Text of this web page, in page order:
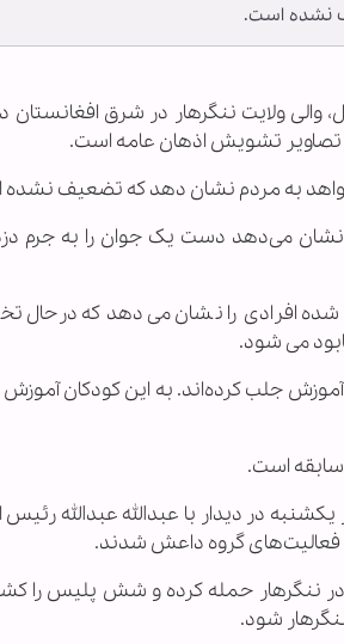
نشده است.
والی ولایت ننگرهار در شرق
تشویش اذهان عامه است.
به مردم نشان دهد که تضعیف
نشان می‌دهد دست یک جوان را به جرم
افرادی را نشان می‌دهد که
می شود.
آموزش جلب کرده‌اند. به این کودکان
است.
یکشنبه در دیدار با عبدالله عبدالله
فعالیت‌های گروه داعش شدند.
ننگرهار حمله کرده و شش پلیس را
شود.